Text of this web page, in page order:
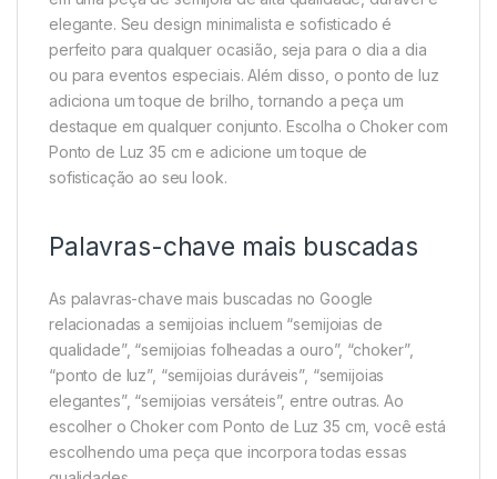
elegante. Seu design minimalista e sofisticado é
perfeito para qualquer ocasião, seja para o dia a dia
ou para eventos especiais. Além disso, o ponto de luz
adiciona um toque de brilho, tornando a peça um
destaque em qualquer conjunto. Escolha o Choker com
Ponto de Luz 35 cm e adicione um toque de
sofisticação ao seu look.
Palavras-chave mais buscadas
As palavras-chave mais buscadas no Google
relacionadas a semijoias incluem “semijoias de
qualidade”, “semijoias folheadas a ouro”, “choker”,
“ponto de luz”, “semijoias duráveis”, “semijoias
elegantes”, “semijoias versáteis”, entre outras. Ao
escolher o Choker com Ponto de Luz 35 cm, você está
escolhendo uma peça que incorpora todas essas